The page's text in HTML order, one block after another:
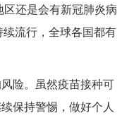
还是会有新冠肺炎病
流行，全球各国都有
险。虽然疫苗接种可
保持警惕，做好个人